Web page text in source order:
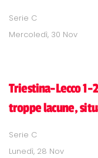
Serie C
Mercoledì, 30 Nov
Triestina-Lecco 1-
troppe lacune,
Serie C
Lunedì, 28 Nov